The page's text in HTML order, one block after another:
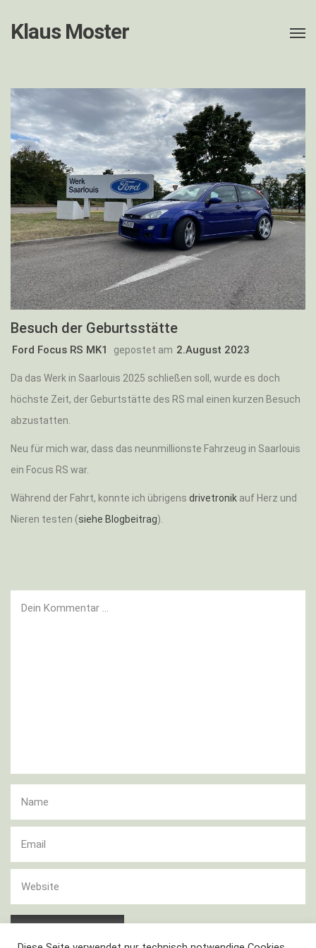
Klaus Moster
Besuch der Geburtsstätte
Ford Focus RS MK1 gepostet am 2.August 2023
Da das Werk in Saarlouis 2025 schließen soll, wurde es doch
höchste Zeit, der Geburtstätte des RS mal einen kurzen Besuch
abzustatten.
Neu für mich war, dass das neunmillionste Fahrzeug in Saarlouis
ein Focus RS war.
Während der Fahrt, konnte ich übrigens drivetronik auf Herz und
Nieren testen (siehe Blogbeitrag).